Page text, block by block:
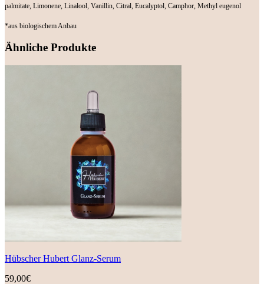
palmitate, Limonene, Linalool, Vanillin, Citral, Eucalyptol, Camphor, Methyl eugenol
*aus biologischem Anbau
Ähnliche Produkte
Hübscher Hubert Glanz-Serum
59,00€